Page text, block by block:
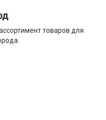
товаров для